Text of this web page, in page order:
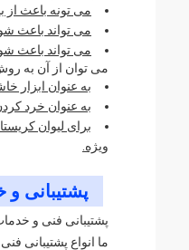
می تونه باعث
می تواند باعث
می تواند باعث
می توان از آن به
به عنوان ابزار
به عنوان خرد
برای لیوان
ویژه.
پشتیبانی
پشتیبانی فنی و
ما انواع پشتیبانی